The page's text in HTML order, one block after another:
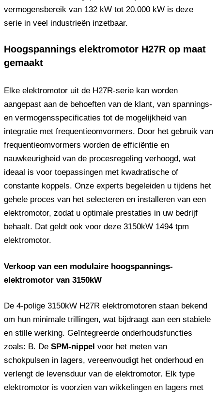
vermogensbereik van 132 kW tot 20.000 kW is deze
serie in veel industrieën inzetbaar.
Hoogspannings elektromotor H27R op maat
gemaakt
Elke elektromotor uit de H27R-serie kan worden
aangepast aan de behoeften van de klant, van spannings-
en vermogensspecificaties tot de mogelijkheid van
integratie met frequentieomvormers. Door het gebruik van
frequentieomvormers worden de efficiëntie en
nauwkeurigheid van de procesregeling verhoogd, wat
ideaal is voor toepassingen met kwadratische of
constante koppels. Onze experts begeleiden u tijdens het
gehele proces van het selecteren en installeren van een
elektromotor, zodat u optimale prestaties in uw bedrijf
behaalt. Dat geldt ook voor deze 3150kW 1494 tpm
elektromotor.
Verkoop van een modulaire hoogspannings-
elektromotor van 3150kW
De 4-polige 3150kW H27R elektromotoren staan ​​bekend
om hun minimale trillingen, wat bijdraagt ​​aan een stabiele
en stille werking. Geïntegreerde onderhoudsfuncties
zoals: B. De SPM-nippel voor het meten van
schokpulsen in lagers, vereenvoudigt het onderhoud en
verlengt de levensduur van de elektromotor. Elk type
elektromotor is voorzien van wikkelingen en lagers met